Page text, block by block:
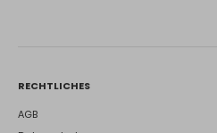
RECHTLICHES
AGB